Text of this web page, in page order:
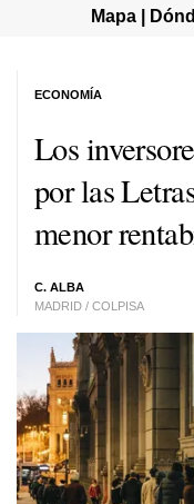
Mapa |
Los
por las
menor
C. ALBA
MADRID / COLPISA
ECONOMÍA